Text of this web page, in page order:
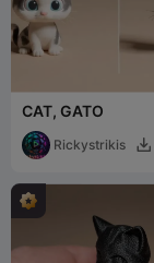
CAT, GATO
Rickystrikis 